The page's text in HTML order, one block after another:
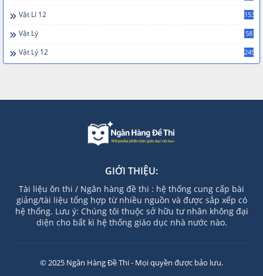
Vật Lí 12 153
Vật Lý 58
Vật Lý 12 245
GIỚI THIỆU:
Tài liệu ôn thi / Ngân hàng đề thi : hệ thống cung cấp bài
giảng/tài liệu tổng hợp từ nhiều nguồn và được sắp xếp có
hệ thống. Lưu ý: Chúng tôi thuộc sở hữu tư nhân không đại
diện cho bất kì hệ thống giáo dục nhà nước nào.
© 2025 Ngân Hàng Đề Thi - Mọi quyền được bảo lưu.